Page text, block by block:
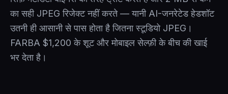
का सही JPEG रिजेक्ट नहीं करते — यानी AI-जनरेटेड हेडशॉट
उतनी ही आसानी से पास होता है जितना स्टूडियो JPEG।
FARBA $1,200 के शूट और मोबाइल सेल्फ़ी के बीच की खाई
भर देता है।